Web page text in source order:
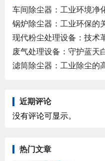
车间除尘器：工业环境净
锅炉除尘器：工业环保的
现代粉尘处理设备：技术
废气处理设备：守护蓝天
滤筒除尘器：工业除尘的
近期评论
没有评论可显示。
热门文章